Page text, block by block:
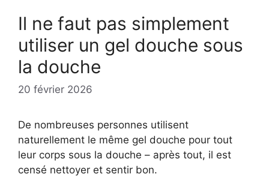
Il ne faut pas simplement
utiliser un gel douche sous
la douche
20 février 2026
De nombreuses personnes utilisent
naturellement le même gel douche pour tout
leur corps sous la douche – après tout, il est
censé nettoyer et sentir bon.